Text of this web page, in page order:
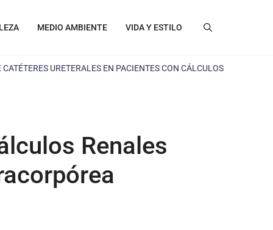
MEDIO AMBIENTE VIDA Y ESTILO
CATÉTERES URETERALES EN PACIENTES CON CÁLCULOS
Renales